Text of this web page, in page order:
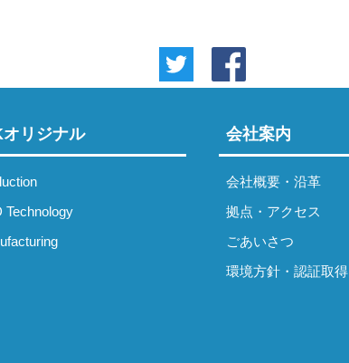
リジナル
Technology
会社案内
会社概要・沿革
拠点・アクセス
ごあいさつ
環境方針・認証取得